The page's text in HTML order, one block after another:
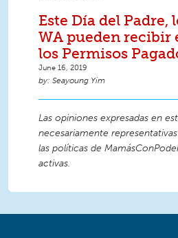
Este Día del Padre,
WA pueden recibir
los Permisos
June 16, 2019
Seayoung Yim
Las opiniones expresadas en
necesariamente
las políticas de
activas.